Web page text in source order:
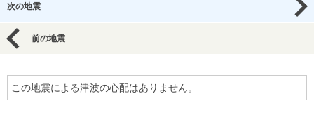
次の地震
前の地震
この地震による津波の心配はありません。